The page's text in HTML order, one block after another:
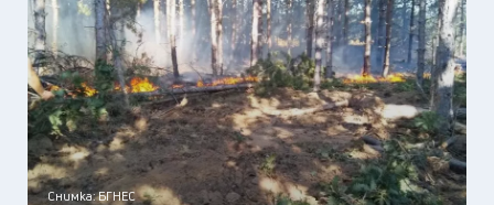
Снимка: БГНЕС